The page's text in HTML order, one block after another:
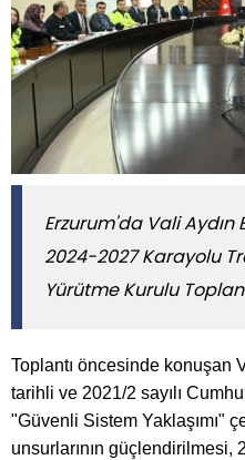
Erzurum'da Vali Aydın
2024-2027 Karayolu
Yürütme Kurulu
Toplantı öncesinde konuşan
tarihli ve 2021/2 sayılı
"Güvenli Sistem Yaklaşımı"
unsurlarının güçlendirilmesi,